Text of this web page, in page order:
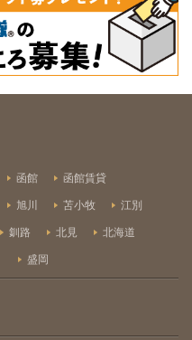
函館 函館賃貸
旭川 苫小牧 江別
釧路 北見 北海道
盛岡